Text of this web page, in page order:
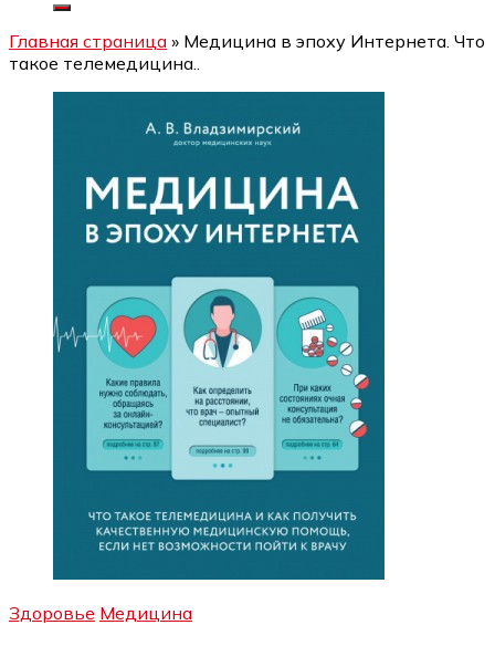
Главная страница » Медицина в эпоху Интернета. Что
такое телемедицина..
Здоровье Медицина